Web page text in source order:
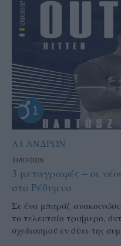
Α1 ΑΝΔΡΩΝ
31/07/2026
3 μεταγραφές – οι
στο Ρέθυμνο
Σε ένα μπαράζ
το τελευταίο τριήμερο,
σχεδιασμού εν όψει της